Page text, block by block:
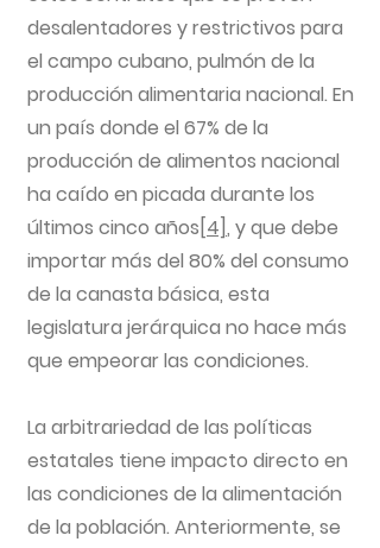
desalentadores y restrictivos para
el campo cubano, pulmón de la
producción alimentaria nacional. En
un país donde el 67% de la
producción de alimentos nacional
ha caído en picada durante los
últimos cinco años[4], y que debe
importar más del 80% del consumo
de la canasta básica, esta
legislatura jerárquica no hace más
que empeorar las condiciones.
La arbitrariedad de las políticas
estatales tiene impacto directo en
las condiciones de la alimentación
de la población. Anteriormente, se